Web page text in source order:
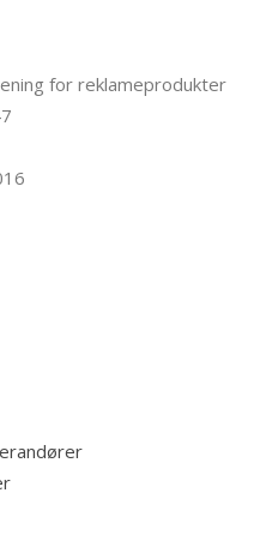
for reklameprodukter